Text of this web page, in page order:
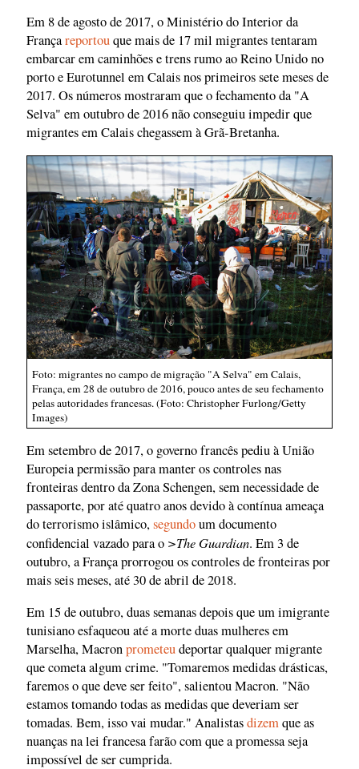
Em 8 de agosto de 2017, o Ministério do Interior da
Françareportouque mais de 17 mil migrantes tentaram
embarcar em caminhões e trens rumo ao Reino Unido no
porto e Eurotunnel em Calais nos primeiros sete meses de
2017. Os números mostraram que o fechamento da "A
Selva" em outubro de 2016 não conseguiu impedir que
migrantes em Calais chegassem à Grã-Bretanha.
Foto: migrantes no campo de migração "A Selva" em Calais,
França, em 28 de outubro de 2016, pouco antes de seu fechamento
pelas autoridades francesas. (Foto: Christopher Furlong/Getty
Images)
Em setembro de 2017, o governo francês pediu à União
Europeia permissão para manter os controles nas
fronteiras dentro da Zona Schengen, sem necessidade de
passaporte, por até quatro anos devido à contínua ameaça
do terrorismo islâmico,segundoum documento
confidencial vazado para o >The Guardian. Em 3 de
outubro, a França prorrogou os controles de fronteiras por
mais seis meses, até 30 de abril de 2018.
Em 15 de outubro, duas semanas depois que um imigrante
tunisiano esfaqueou até a morte duas mulheres em
Marselha, Macronprometeudeportar qualquer migrante
que cometa algum crime. "Tomaremos medidas drásticas,
faremos o que deve ser feito", salientou Macron. "Não
estamos tomando todas as medidas que deveriam ser
tomadas. Bem, isso vai mudar." Analistasdizemque as
nuanças na lei francesa farão com que a promessa seja
impossível de ser cumprida.